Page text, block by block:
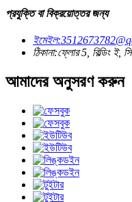
প্রযুক্তি বা বিক্রয়োত্তর জন্য
ইমেইল:
ঠিকানা:ফ্লোর 5, বিল্ডিং ই,
আমাদের অনুসরণ করুন